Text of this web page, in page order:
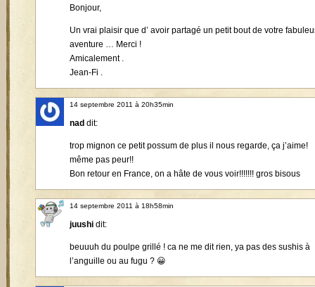
Bonjour,
Un vrai plaisir que d’ avoir partagé un petit bout de votre
aventure … Merci !
Amicalement .
Jean-Fi .
14 septembre 2011 à 20h35min
nad dit:
trop mignon ce petit possum de plus il nous regarde, ça j’aime!
même pas peur!!
Bon retour en France, on a hâte de vous voir!!!!!!! gros bisous
14 septembre 2011 à 18h58min
juushi dit:
beuuuh du poulpe grillé ! ca ne me dit rien, ya pas des sushis à
l’anguille ou au fugu ? 😀